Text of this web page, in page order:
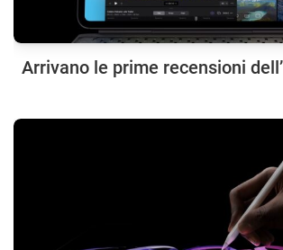
Arrivano le prime recensioni